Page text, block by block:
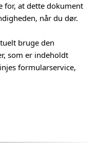
for, at dette dokument
når du dør.
bruge den
som er indeholdt
formularservice,